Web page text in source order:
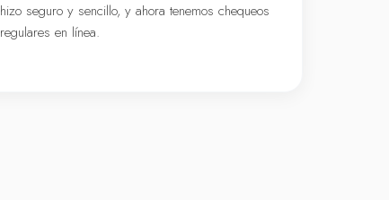
hizo seguro y sencillo, y ahora tenemos chequeos
regulares en línea.